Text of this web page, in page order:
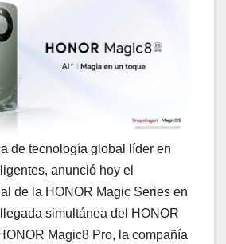
de tecnología global líder en
anunció hoy el
de la HONOR Magic Series en
simultánea del HONOR
Magic8 Pro, la compañía